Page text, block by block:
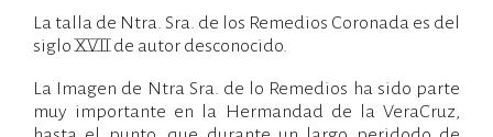
La talla de Ntra. Sra. de los Remedios Coronada es del
siglo XVII de autor desconocido.
La Imagen de Ntra Sra. de lo Remedios ha sido parte
muy importante en la Hermandad de la VeraCruz,